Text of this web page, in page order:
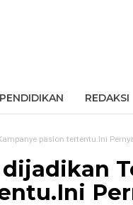
PENDIDIKAN REDAKSI
paslon tertentu.Ini